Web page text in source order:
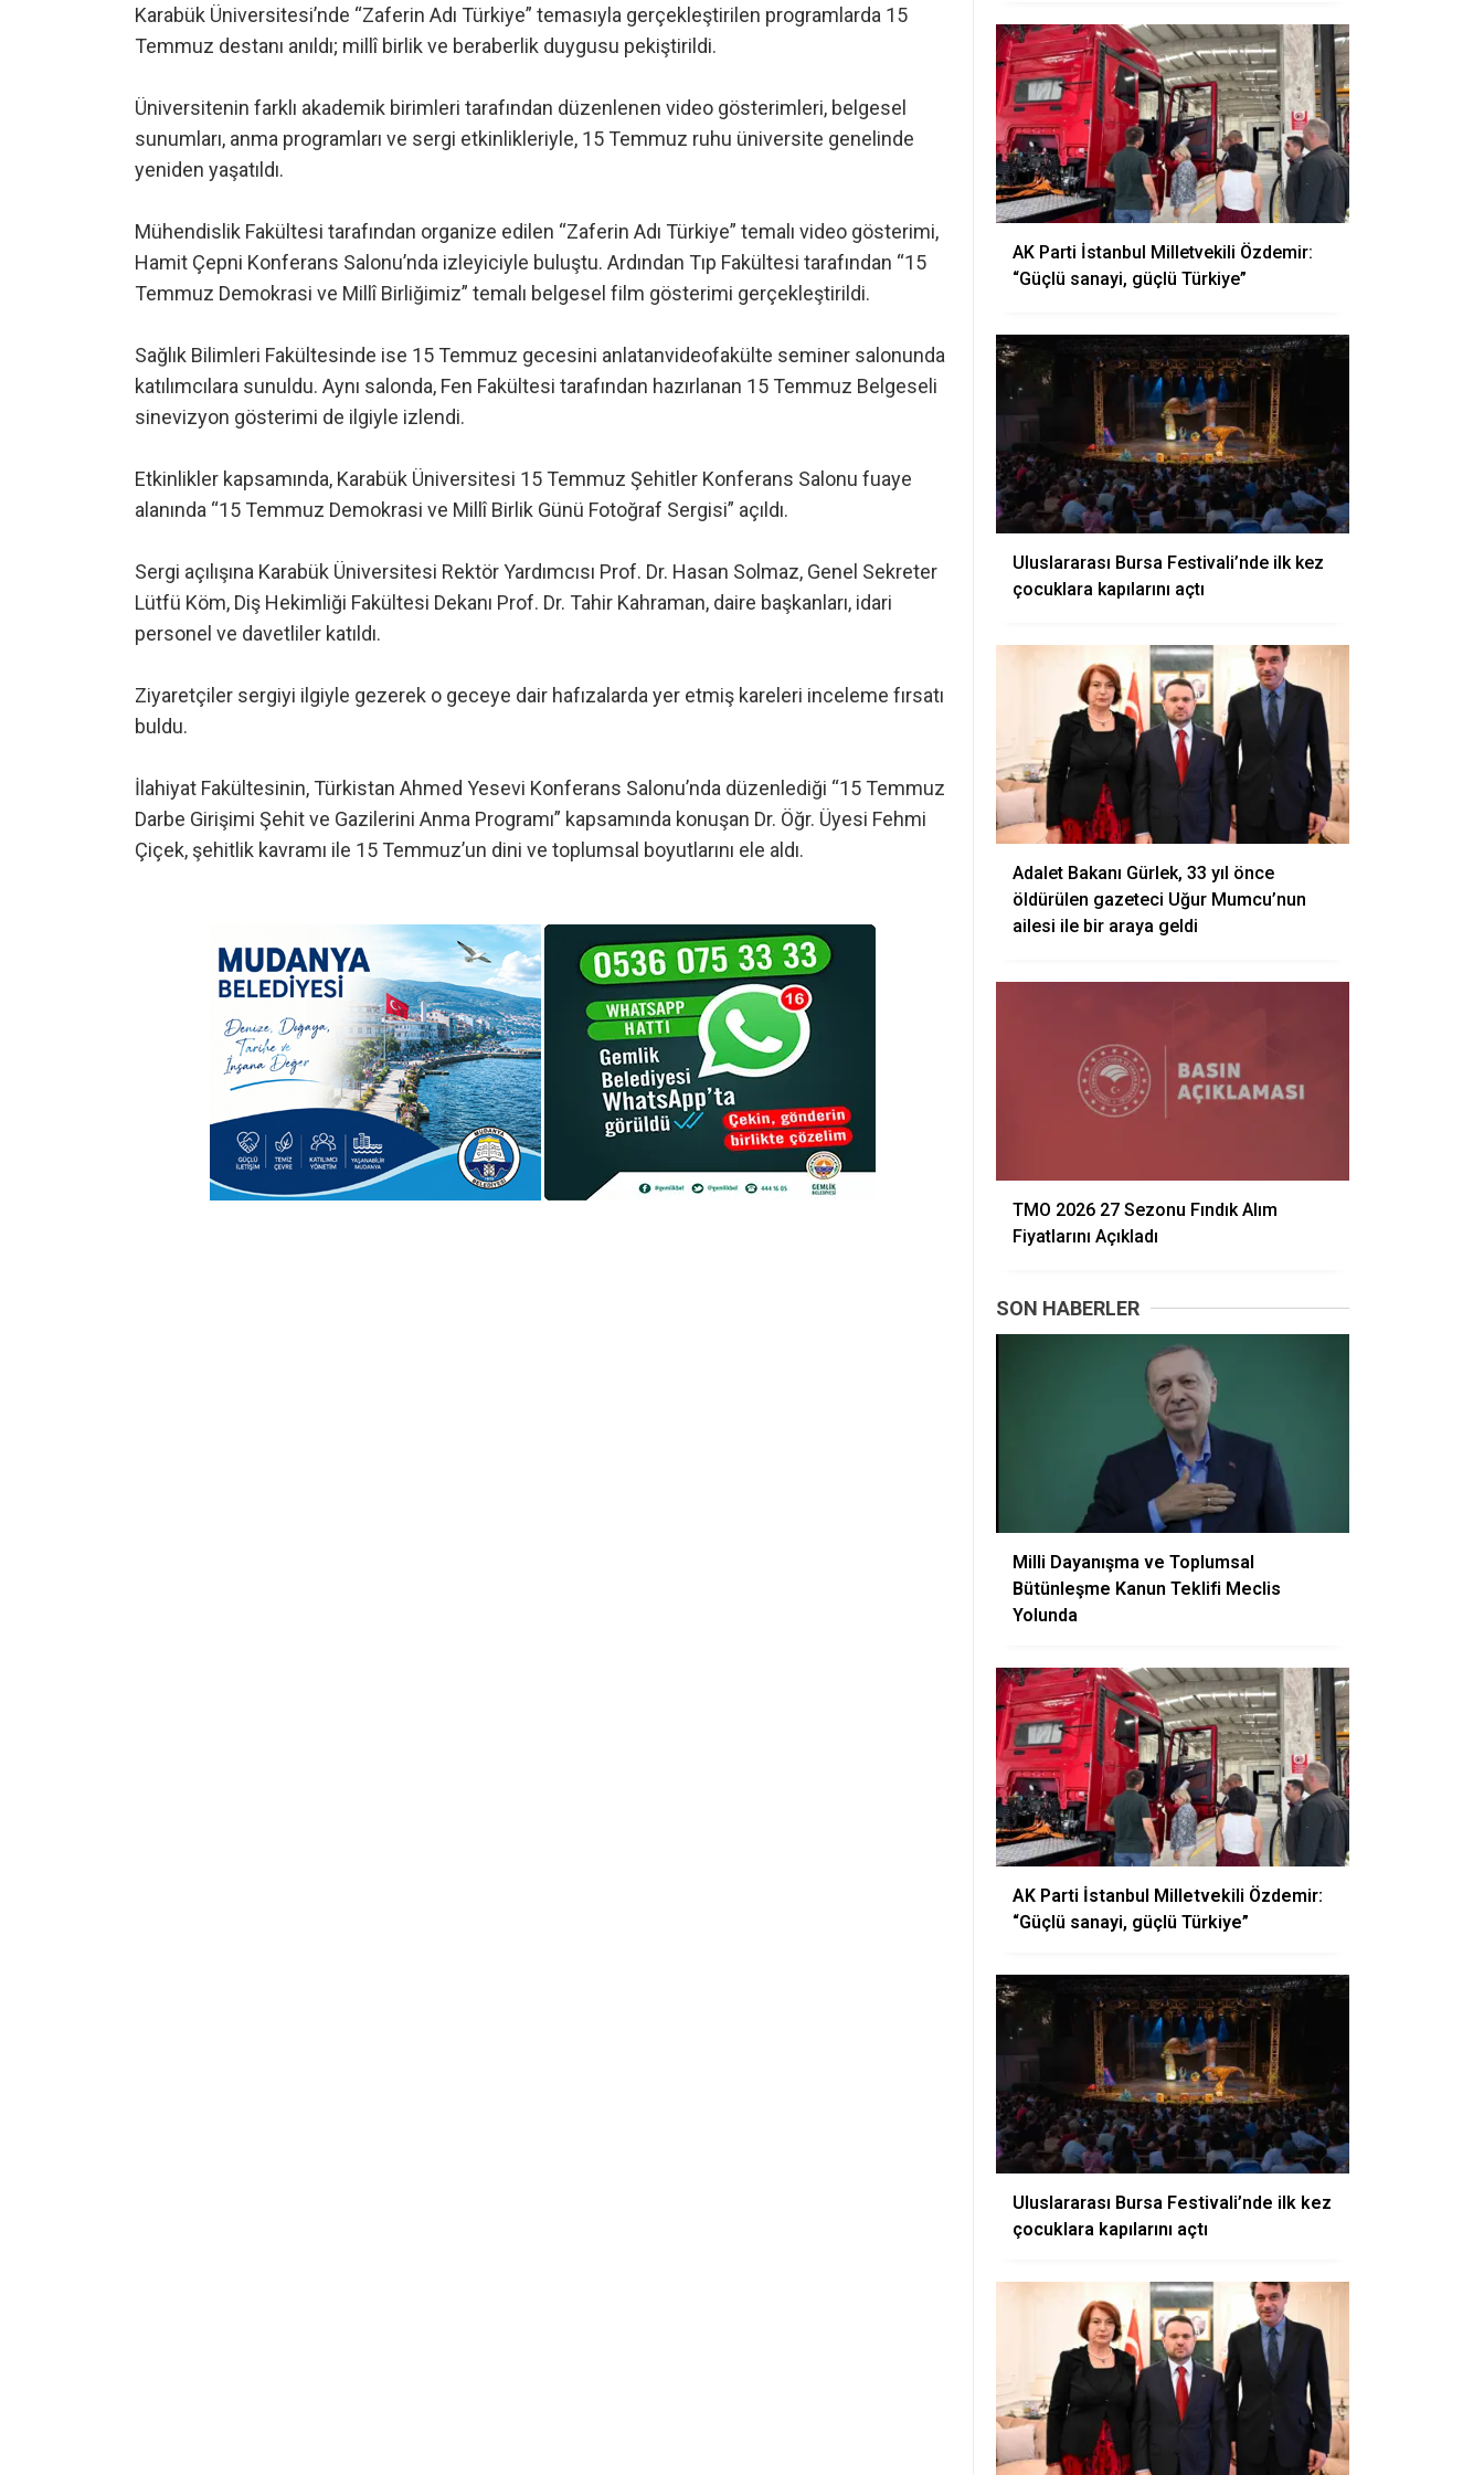
Karabük Üniversitesi’nde “Zaferin Adı Türkiye” temasıyla gerçekleştirilen programlarda 15
Temmuz destanı anıldı; millî birlik ve beraberlik duygusu pekiştirildi.
Üniversitenin farklı akademik birimleri tarafından düzenlenen video gösterimleri, belgesel
sunumları, anma programları ve sergi etkinlikleriyle, 15 Temmuz ruhu üniversite genelinde
yeniden yaşatıldı.
Mühendislik Fakültesi tarafından organize edilen “Zaferin Adı Türkiye” temalı video gösterimi,
Hamit Çepni Konferans Salonu’nda izleyiciyle buluştu. Ardından Tıp Fakültesi tarafından “15
Temmuz Demokrasi ve Millî Birliğimiz” temalı belgesel film gösterimi gerçekleştirildi.
Sağlık Bilimleri Fakültesinde ise 15 Temmuz gecesini anlatanvideofakülte seminer salonunda
katılımcılara sunuldu. Aynı salonda, Fen Fakültesi tarafından hazırlanan 15 Temmuz Belgeseli
sinevizyon gösterimi de ilgiyle izlendi.
Etkinlikler kapsamında, Karabük Üniversitesi 15 Temmuz Şehitler Konferans Salonu fuaye
alanında “15 Temmuz Demokrasi ve Millî Birlik Günü Fotoğraf Sergisi” açıldı.
Sergi açılışına Karabük Üniversitesi Rektör Yardımcısı Prof. Dr. Hasan Solmaz, Genel Sekreter
Lütfü Köm, Diş Hekimliği Fakültesi Dekanı Prof. Dr. Tahir Kahraman, daire başkanları, idari
personel ve davetliler katıldı.
Ziyaretçiler sergiyi ilgiyle gezerek o geceye dair hafızalarda yer etmiş kareleri inceleme fırsatı
buldu.
İlahiyat Fakültesinin, Türkistan Ahmed Yesevi Konferans Salonu’nda düzenlediği “15 Temmuz
Darbe Girişimi Şehit ve Gazilerini Anma Programı” kapsamında konuşan Dr. Öğr. Üyesi Fehmi
Çiçek, şehitlik kavramı ile 15 Temmuz’un dini ve toplumsal boyutlarını ele aldı.
AK Parti İstanbul Milletvekili Özdemir:
“Güçlü sanayi, güçlü Türkiye”
Uluslararası Bursa Festivali’nde ilk kez
çocuklara kapılarını açtı
Adalet Bakanı Gürlek, 33 yıl önce
öldürülen gazeteci Uğur Mumcu’nun
ailesi ile bir araya geldi
TMO 2026 27 Sezonu Fındık Alım
Fiyatlarını Açıkladı
SON HABERLER
Milli Dayanışma ve Toplumsal
Bütünleşme Kanun Teklifi Meclis
Yolunda
AK Parti İstanbul Milletvekili Özdemir:
“Güçlü sanayi, güçlü Türkiye”
Uluslararası Bursa Festivali’nde ilk kez
çocuklara kapılarını açtı